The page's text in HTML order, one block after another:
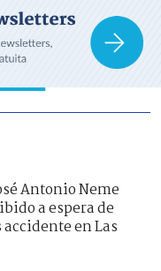
Antonio Neme
a espera de
en Las